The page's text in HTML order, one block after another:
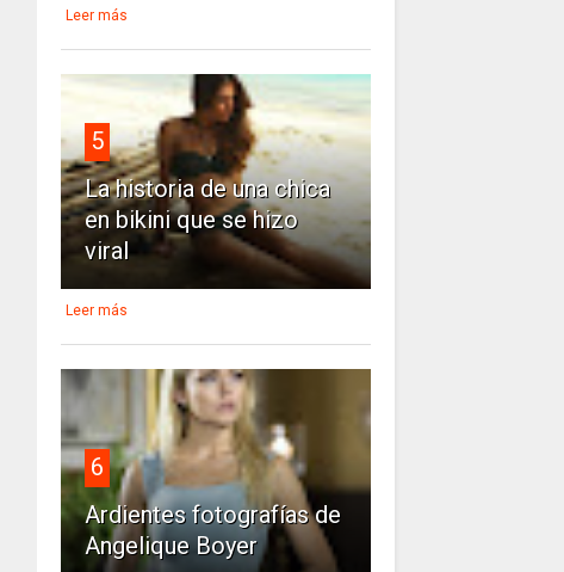
Leer más
5
La historia de una chica
en bikini que se hizo
viral
Leer más
6
Ardientes fotografías de
Angelique Boyer